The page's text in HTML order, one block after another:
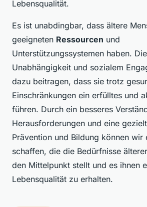
Lebensqualität.
Es ist unabdingbar, dass ältere
geeigneten Ressourcen und
Unterstützungssystemen haben.
Unabhängigkeit und sozialem
dazu beitragen, dass sie trotz
Einschränkungen ein erfülltes und
führen. Durch ein besseres
Herausforderungen und eine
Prävention und Bildung können wir
schaffen, die die Bedürfnisse
den Mittelpunkt stellt und es ihnen
Lebensqualität zu erhalten.